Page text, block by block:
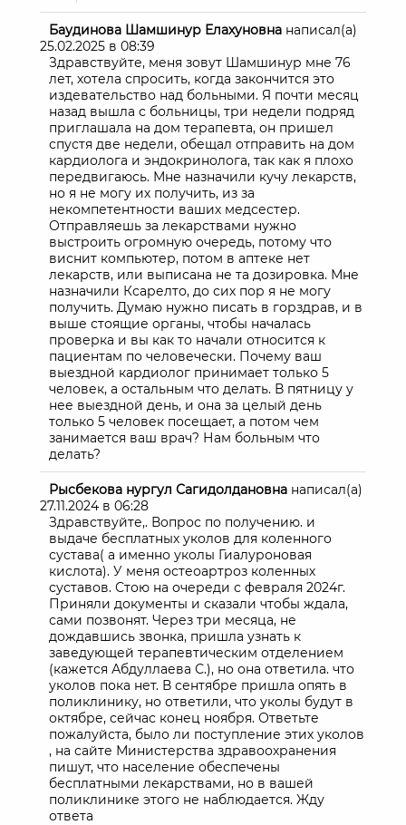
Баудинова Шамшинур Елахуновна написал(а)
25.02.2025 в 08:39
Здравствуйте, меня зовут Шамшинур мне 76
лет, хотела спросить, когда закончится это
издевательство над больными. Я почти месяц
назад вышла с больницы, три недели подряд
приглашала на дом терапевта, он пришел
спустя две недели, обещал отправить на дом
кардиолога и эндокринолога, так как я плохо
передвигаюсь. Мне назначили кучу лекарств,
но я не могу их получить, из за
некомпетентности ваших медсестер.
Отправляешь за лекарствами нужно
выстроить огромную очередь, потому что
виснит компьютер, потом в аптеке нет
лекарств, или выписана не та дозировка. Мне
назначили Ксарелто, до сих пор я не могу
получить. Думаю нужно писать в горздрав, и в
выше стоящие органы, чтобы началась
проверка и вы как то начали относится к
пациентам по человечески. Почему ваш
выездной кардиолог принимает только 5
человек, а остальным что делать. В пятницу у
нее выездной день, и она за целый день
только 5 человек посещает, а потом чем
занимается ваш врач? Нам больным что
делать?
Рысбекова нургул Сагидолдановна написал(а)
27.11.2024 в 06:28
Здравствуйте,. Вопрос по получению. и
выдаче бесплатных уколов для коленного
сустава( а именно уколы Гиалуроновая
кислота). У меня остеоартроз коленных
суставов. Стою на очереди с февраля 2024г.
Приняли документы и сказали чтобы ждала,
сами позвонят. Через три месяца, не
дождавшись звонка, пришла узнать к
заведующей терапевтическим отделением
(кажется Абдуллаева С.), но она ответила. что
уколов пока нет. В сентябре пришла опять в
поликлинику, но ответили, что уколы будут в
октябре, сейчас конец ноября. Ответьте
пожалуйста, было ли поступление этих уколов
, на сайте Министерства здравоохранения
пишут, что население обеспечены
бесплатными лекарствами, но в вашей
поликлинике этого не наблюдается. Жду
ответа